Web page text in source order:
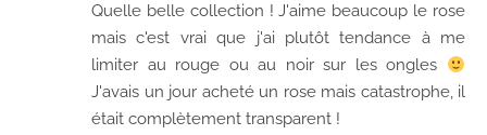
Quelle belle collection ! J'aime beaucoup le rose
mais c'est vrai que j'ai plutôt tendance à me
limiter au rouge ou au noir sur les ongles
J'avais un jour acheté un rose mais catastrophe, il
était complètement transparent !